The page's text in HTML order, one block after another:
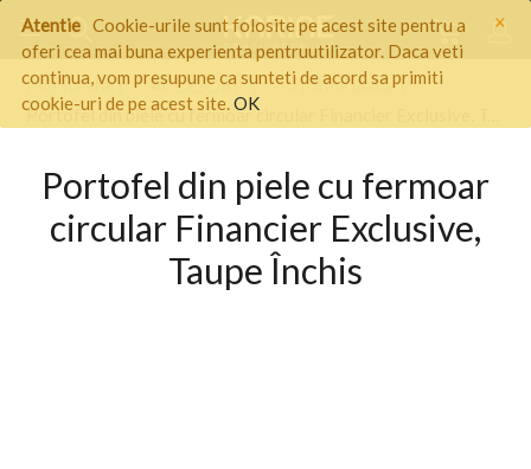
×
Atentie Cookie-urile sunt folosite pe acest site pentru a
oferi cea mai buna experienta pentruutilizator. Daca veti
continua, vom presupune ca sunteti de acord sa primiti
cookie-uri de pe acest site.OK
Pagina start / ACCESORII / Portofele dama /
Portofel din piele cu fermoar circular Financier Exclusive, Taupe Închis
Portofel din piele cu fermoar
circular Financier Exclusive,
Taupe Închis